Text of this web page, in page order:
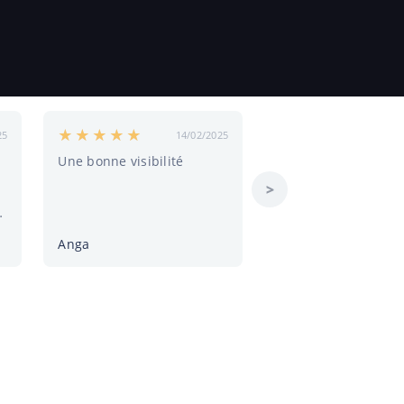
14/02/2025
Une bonne visibilité
Anga
>